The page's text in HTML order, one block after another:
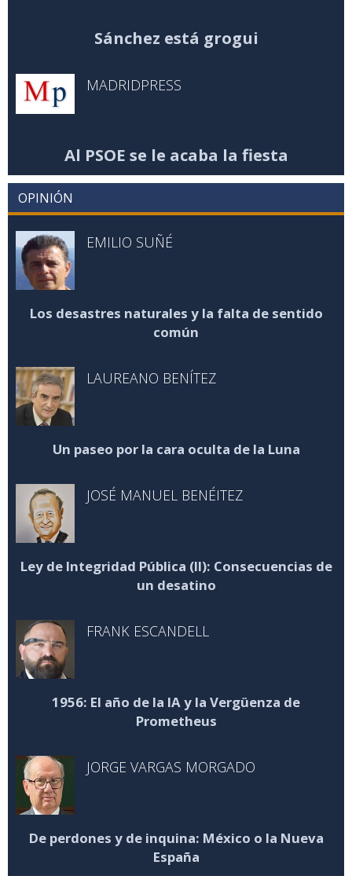
Sánchez está grogui
MADRIDPRESS
Al PSOE se le acaba la fiesta
OPINIÓN
EMILIO SUÑÉ
Los desastres naturales y la falta de sentido
común
LAUREANO BENÍTEZ
Un paseo por la cara oculta de la Luna
JOSÉ MANUEL BENÉITEZ
Ley de Integridad Pública (II): Consecuencias de
un desatino
FRANK ESCANDELL
1956: El año de la IA y la Vergüenza de
Prometheus
JORGE VARGAS MORGADO
De perdones y de inquina: México o la Nueva
España